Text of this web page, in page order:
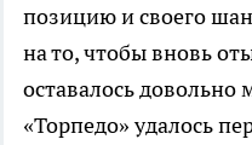
позицию и своего
на то, чтобы вновь
оставалось довольно
«Торпедо» удалось